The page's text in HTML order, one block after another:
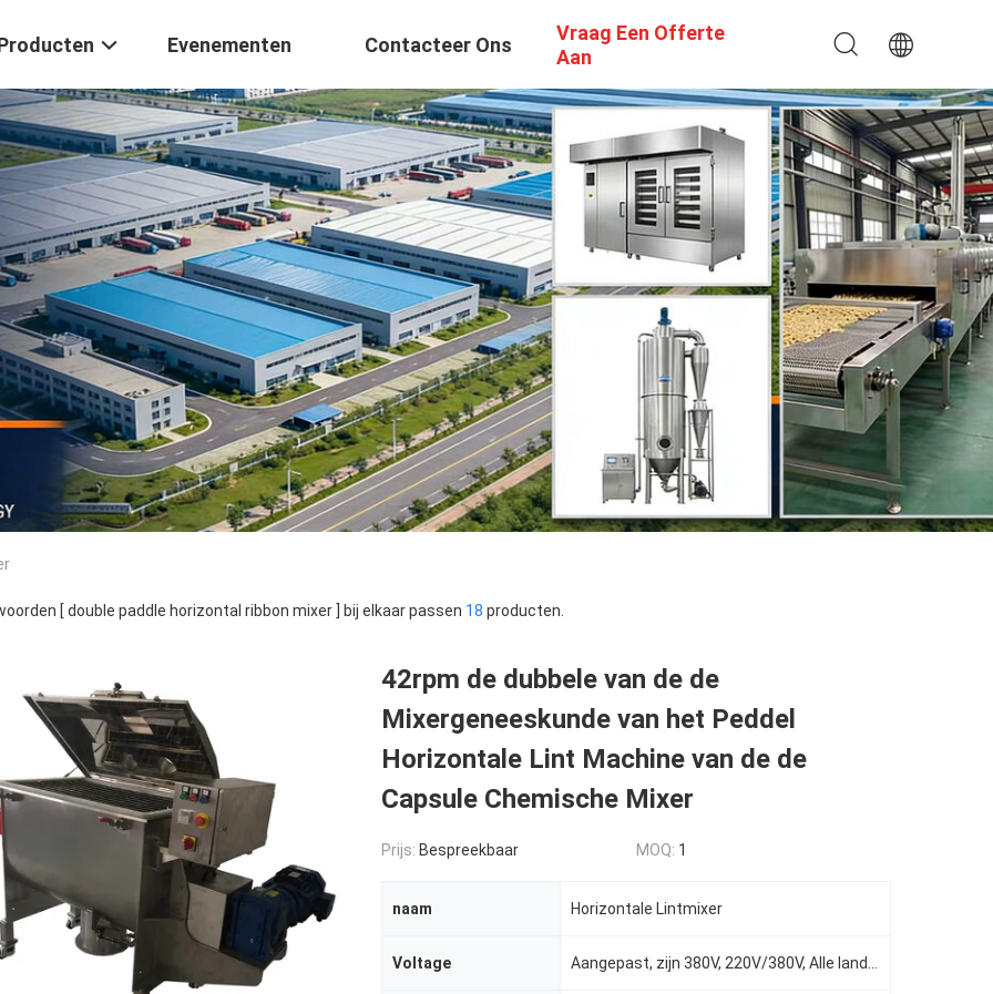
Evenementen Contacteer Ons
Vraag Een Offerte
Aan
[ double paddle horizontal ribbon mixer ] bij elkaar passen 18 producten.
42rpm de dubbele van de de
Mixergeneeskunde van het Peddel
Horizontale Lint Machine van de de
Capsule Chemische Mixer
Prijs: Bespreekbaar MOQ: 1
naam Horizontale Lintmixer
Voltage